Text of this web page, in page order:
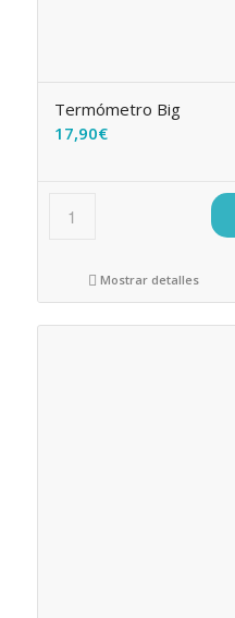
Termómetro Big
17,90€
Mostrar detalles